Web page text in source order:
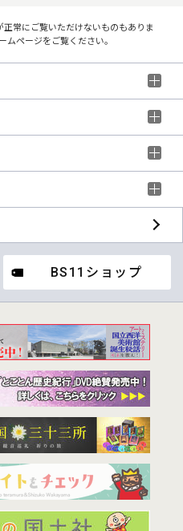
常にご覧いただけないものもありま
ムページをご覧ください。
BS11ショップ